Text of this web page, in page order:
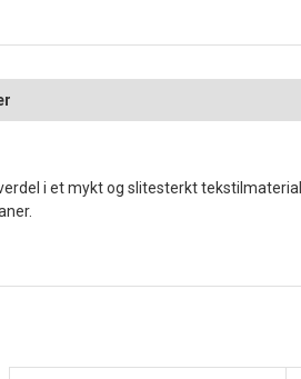
i et mykt og slitesterkt